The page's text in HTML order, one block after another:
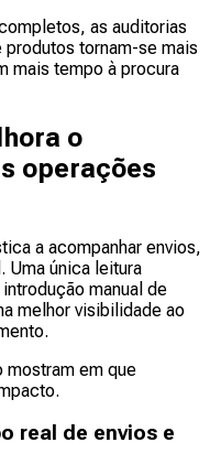
as auditorias
tornam-se mais
mais tempo à procura
o
operações
a acompanhar envios,
Uma única leitura
manual de
melhor visibilidade ao
em que
real de envios e